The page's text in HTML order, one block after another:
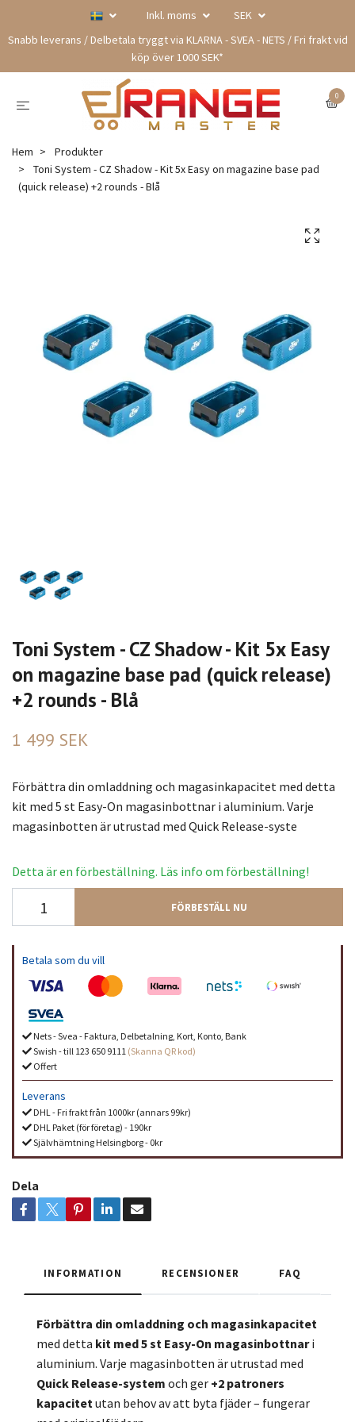
Inkl. moms
SEK
Snabb leverans / Delbetala tryggt via KLARNA - SVEA - NETS / Fri frakt vid
köp över 1000 SEK*
0
Hem
Produkter
Toni System - CZ Shadow - Kit 5x Easy on magazine base pad
(quick release) +2 rounds - Blå
Toni System - CZ Shadow - Kit 5x Easy
on magazine base pad (quick release)
+2 rounds - Blå
1 499 SEK
Förbättra din omladdning och magasinkapacitet med detta
kit med 5 st Easy-On magasinbottnar i aluminium. Varje
magasinbotten är utrustad med Quick Release-syste
Detta är en förbeställning. Läs info om förbeställning!
FÖRBESTÄLL NU
Betala som du vill
Nets - Svea - Faktura, Delbetalning, Kort, Konto, Bank
Swish - till 123 650 9111 (Skanna QR kod)
Offert
Leverans
DHL - Fri frakt från 1000kr (annars 99kr)
DHL Paket (för företag) - 190kr
Självhämtning Helsingborg - 0kr
Dela
INFORMATION RECENSIONER FAQ
Förbättra din omladdning och magasinkapacitet
med detta kit med 5 st Easy-On magasinbottnari
aluminium. Varje magasinbotten är utrustad med
Quick Release-system och ger +2 patroners
kapacitetutan behov av att byta fjäder – fungerar